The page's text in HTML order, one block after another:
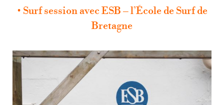
• Surf session avec ESB – l’École de Surf de
Bretagne